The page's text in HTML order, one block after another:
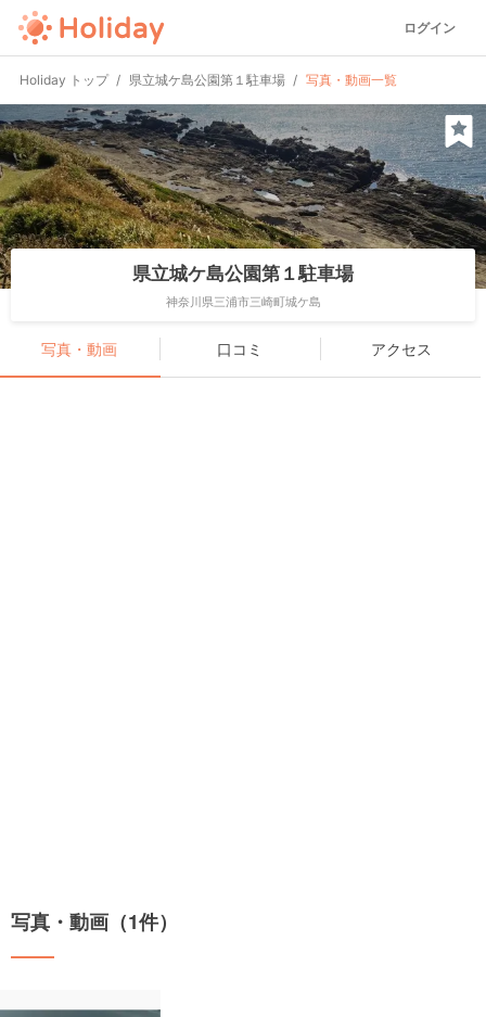
ログイン
Holiday トップ 県立城ケ島公園第１駐車場 写真・動画一覧
県立城ケ島公園第１駐車場
神奈川県三浦市三崎町城ケ島
写真・動画 口コミ アクセス
写真・動画（1件）